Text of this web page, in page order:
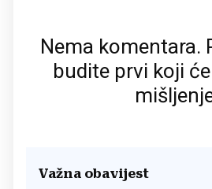
Nema komentara.
budite prvi koji
Važna obavijest